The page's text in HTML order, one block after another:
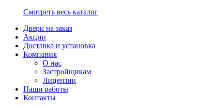
Смотреть весь каталог
Двери на заказ
Акции
Доставка и установка
Компания
О нас
Застройщикам
Лицензии
Наши работы
Контакты